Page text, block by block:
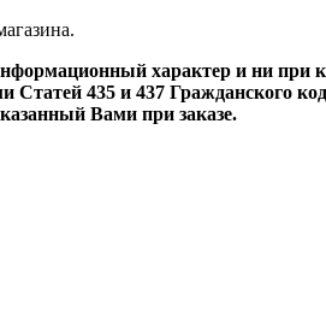
характер и ни
435 и 437 Гражданского
Вами при заказе.